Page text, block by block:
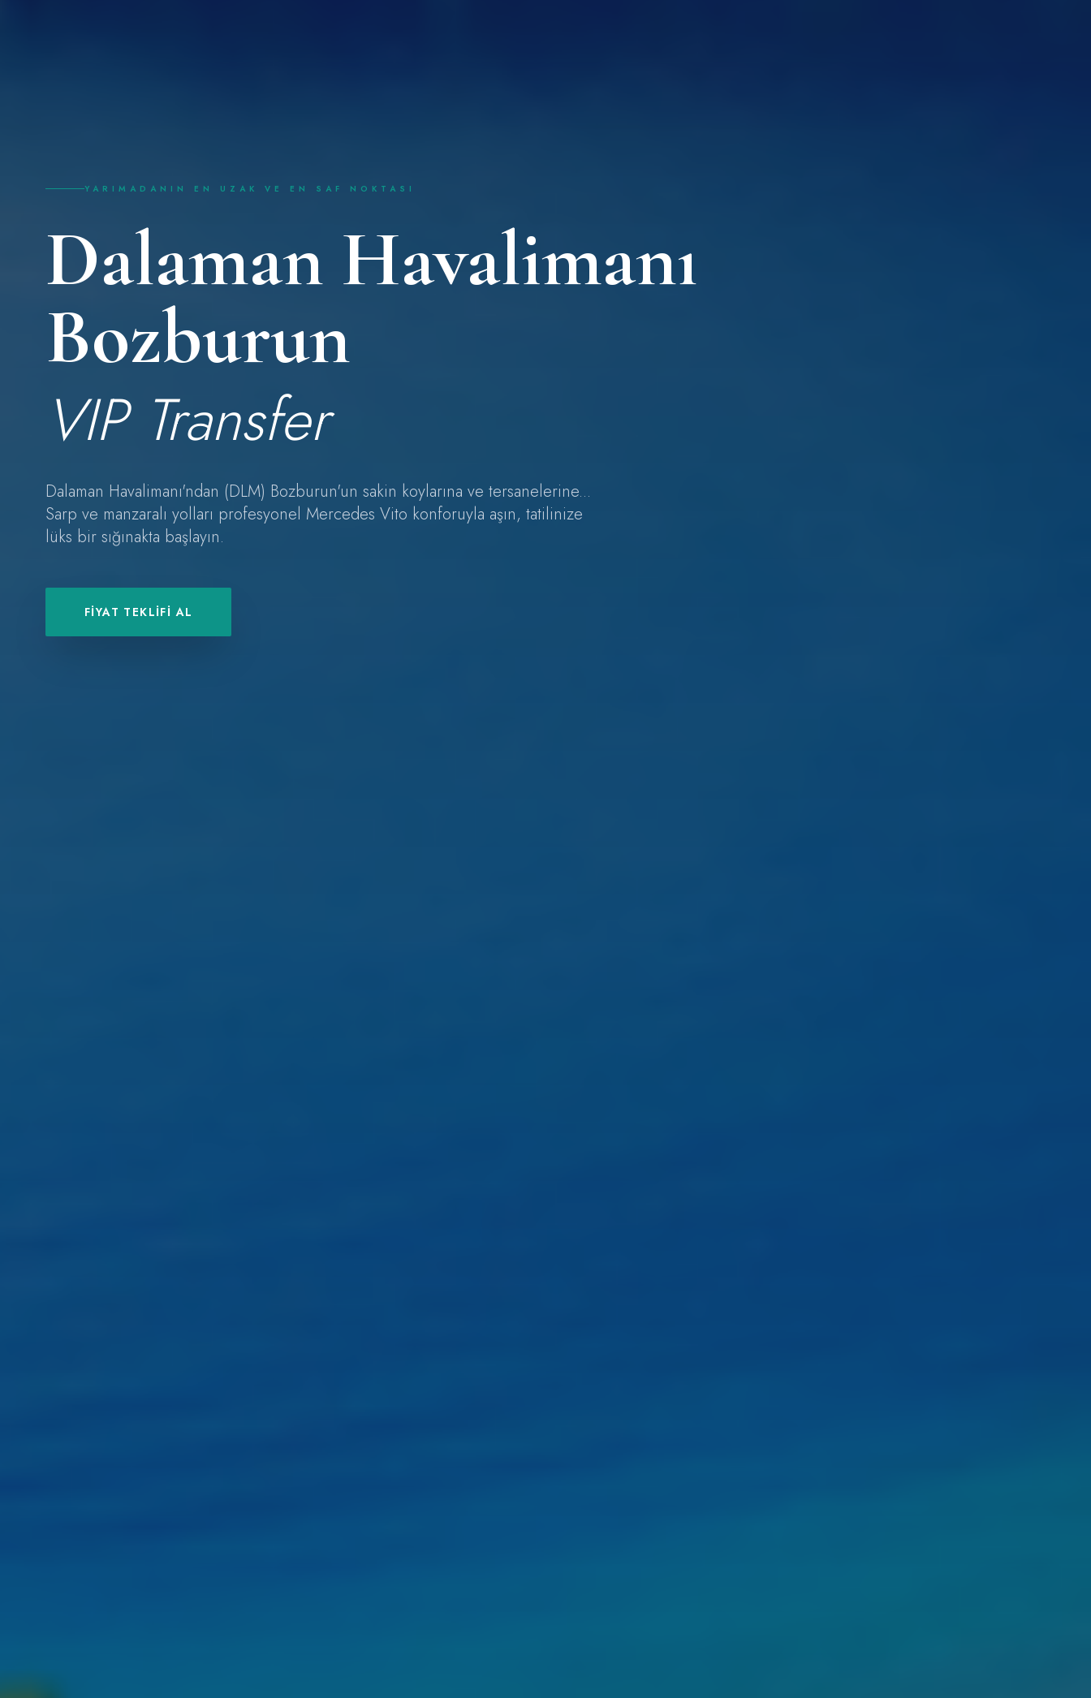
YARIMADANIN EN UZAK VE EN SAF NOKTASI
Dalaman Havalimanı
Bozburun
VIP Transfer
Dalaman Havalimanı'ndan (DLM) Bozburun'un sakin koylarına ve tersanelerine...
Sarp ve manzaralı yolları profesyonel Mercedes Vito konforuyla aşın, tatilinize
lüks bir sığınakta başlayın.
FIYAT TEKLIFI AL